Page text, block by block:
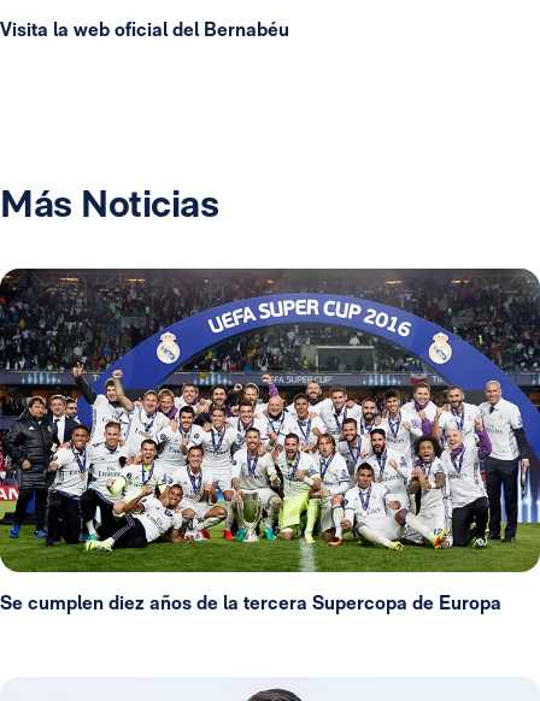
Visita la web oficial del Bernabéu
Más Noticias
Se cumplen diez años de la tercera Supercopa de Europa